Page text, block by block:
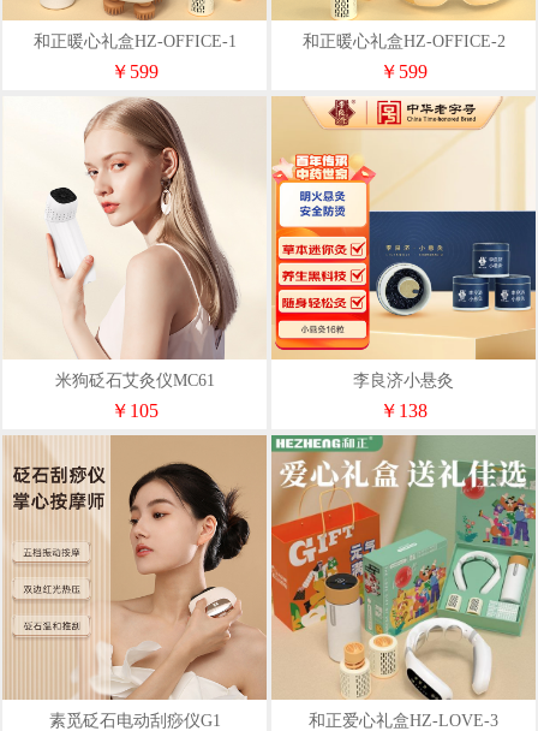
和正暖心礼盒HZ-OFFICE-1
￥599
和正暖心礼盒HZ-OFFICE-2
￥599
米狗砭石艾灸仪MC61
￥105
李良济小悬灸
￥138
素觅砭石电动刮痧仪G1 和正爱心礼盒HZ-LOVE-3